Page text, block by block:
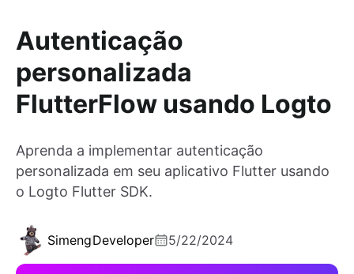
Autenticação
personalizada
FlutterFlow usando Logto
Aprenda a implementar autenticação
personalizada em seu aplicativo Flutter usando
o Logto Flutter SDK.
SimengDeveloper 5/22/2024